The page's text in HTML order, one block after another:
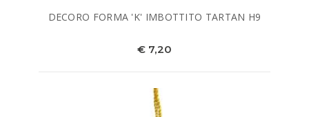
DECORO FORMA 'K' IMBOTTITO TARTAN H9
€ 7,20